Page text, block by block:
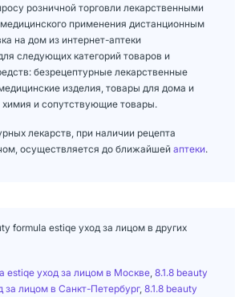
розничной торговли лекарственными
применения дистанционным
на дом из интернет-аптеки
следующих категорий товаров и
безрецептурные лекарственные
изделия, товары для дома и
химия и сопутствующие товары.
лекарств, при наличии рецепта
осуществляется до ближайшей аптеки.
formula estiqe уход за лицом в других
estiqe уход за лицом в Москве 8.1.8 beauty
за лицом в Санкт-Петербург, 8.1.8 beauty